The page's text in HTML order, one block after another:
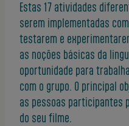
Estas 17 atividades
serem implementadas
testarem e
as noções básicas da
oportunidade para
com o grupo. O principal
as pessoas participantes
do seu filme.